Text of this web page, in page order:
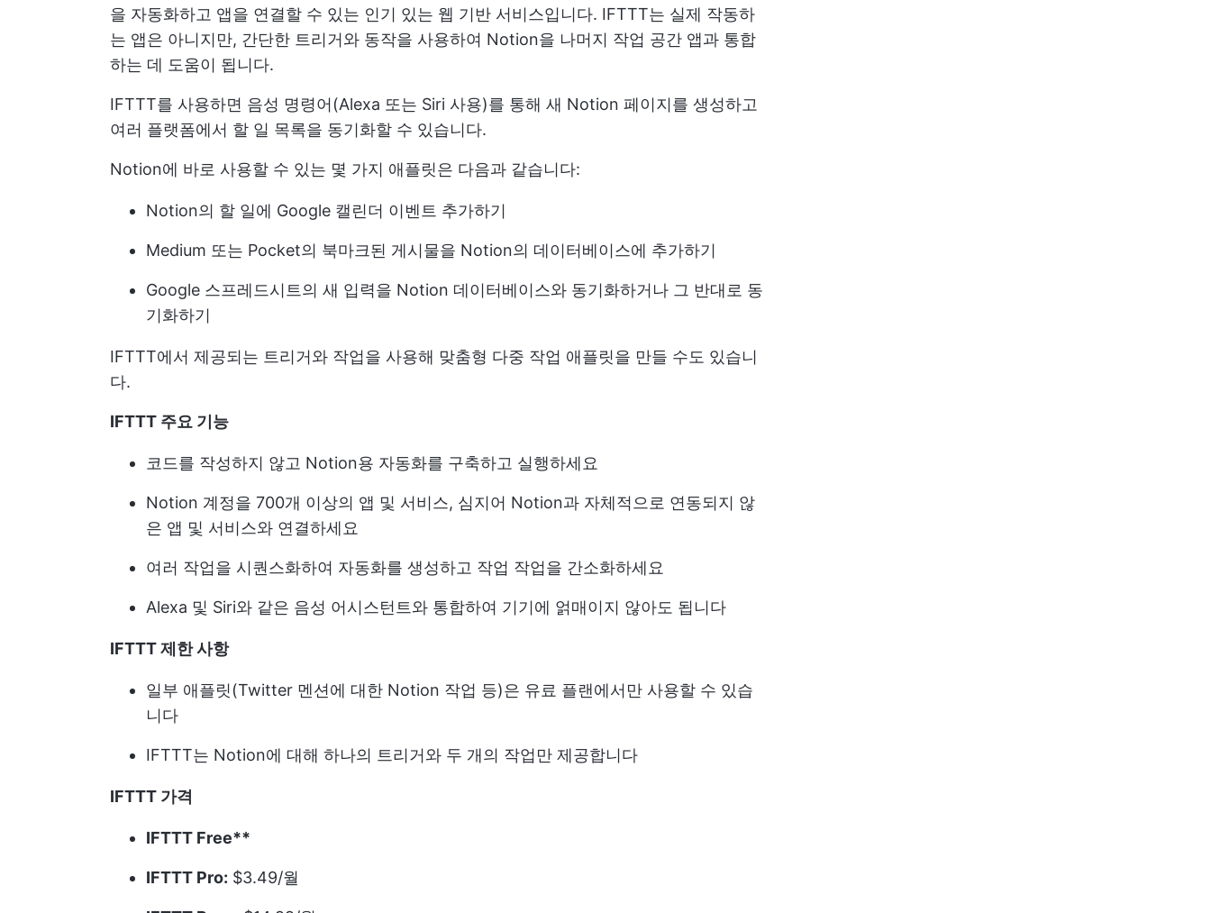
을 자동화하고 앱을 연결할 수 있는 인기 있는 웹 기반 서비스입니다. IFTTT는 실제 작동하
는 앱은 아니지만, 간단한 트리거와 동작을 사용하여 Notion을 나머지 작업 공간 앱과 통합
하는 데 도움이 됩니다.
IFTTT를 사용하면 음성 명령어(Alexa 또는 Siri 사용)를 통해 새 Notion 페이지를 생성하고
여러 플랫폼에서 할 일 목록을 동기화할 수 있습니다.
Notion에 바로 사용할 수 있는 몇 가지 애플릿은 다음과 같습니다:
Notion의 할 일에 Google 캘린더 이벤트 추가하기
Medium 또는 Pocket의 북마크된 게시물을 Notion의 데이터베이스에 추가하기
Google 스프레드시트의 새 입력을 Notion 데이터베이스와 동기화하거나 그 반대로 동
기화하기
IFTTT에서 제공되는 트리거와 작업을 사용해 맞춤형 다중 작업 애플릿을 만들 수도 있습니
다.
IFTTT 주요 기능
코드를 작성하지 않고 Notion용 자동화를 구축하고 실행하세요
Notion 계정을 700개 이상의 앱 및 서비스, 심지어 Notion과 자체적으로 연동되지 않
은 앱 및 서비스와 연결하세요
여러 작업을 시퀀스화하여 자동화를 생성하고 작업 작업을 간소화하세요
Alexa 및 Siri와 같은 음성 어시스턴트와 통합하여 기기에 얽매이지 않아도 됩니다
IFTTT 제한 사항
일부 애플릿(Twitter 멘션에 대한 Notion 작업 등)은 유료 플랜에서만 사용할 수 있습
니다
IFTTT는 Notion에 대해 하나의 트리거와 두 개의 작업만 제공합니다
IFTTT 가격
IFTTT Free**
IFTTT Pro: $3.49/월